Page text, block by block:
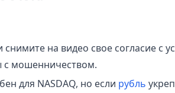
на видео свое согласие с
с мошенничеством.
для NASDAQ, но если рубль